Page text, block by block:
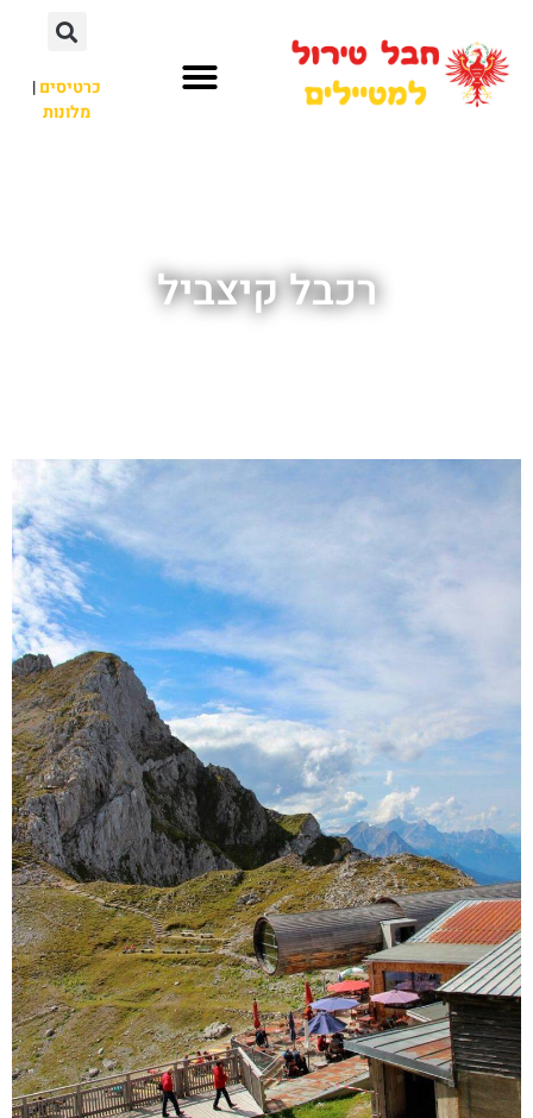
כרטיסים|
מלונות
רכבל קיצביל